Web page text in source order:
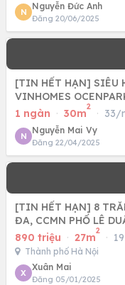
N
Nguyễn Đức Anh
Đăng 20/06/2025
[TIN HẾT HẠN] SIÊU
VINHOMES
1.8XX TỶ 0933598666
1 ngàn · 30m
2
· 33/
N
Nguyễn Mai Vy
Đăng 22/04/2025
[TIN HẾT HẠN] 8
ĐA, CCMN PHỐ LÊ
NGAY
890 triệu · 27m
2
·
Thành phố Hà Nội
X
Xuân Mai
Đăng 05/01/2025